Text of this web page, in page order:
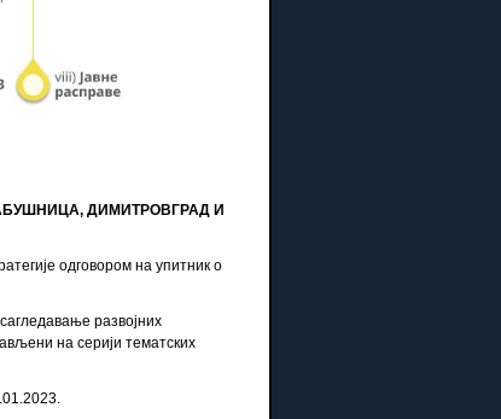
ДИМИТРОВГРАД И
одговором на упитник о
развојних
на серији тематских